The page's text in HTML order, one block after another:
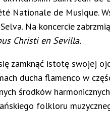
Nationale de Musique.
Na koncercie
Christi en Sevilla.
zamknąć istotę swojej
ducha flamenco w
środków
folkloru